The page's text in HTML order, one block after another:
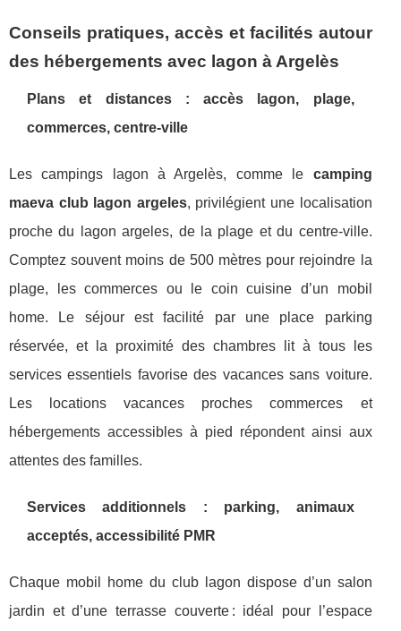
Conseils pratiques, accès et facilités autour
des hébergements avec lagon à Argelès
Plans et distances : accès lagon, plage,
commerces, centre-ville
Les campings lagon à Argelès, comme le camping
maeva club lagon argeles, privilégient une localisation
proche du lagon argeles, de la plage et du centre-ville.
Comptez souvent moins de 500 mètres pour rejoindre la
plage, les commerces ou le coin cuisine d’un mobil
home. Le séjour est facilité par une place parking
réservée, et la proximité des chambres lit à tous les
services essentiels favorise des vacances sans voiture.
Les locations vacances proches commerces et
hébergements accessibles à pied répondent ainsi aux
attentes des familles.
Services additionnels : parking, animaux
acceptés, accessibilité PMR
Chaque mobil home du club lagon dispose d’un salon
jardin et d’une terrasse couverte : idéal pour l’espace